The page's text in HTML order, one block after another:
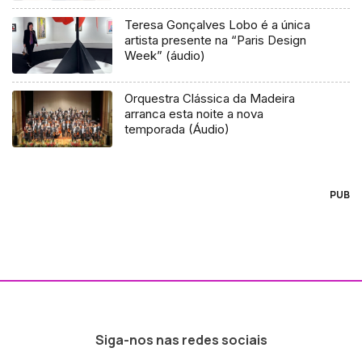
Teresa Gonçalves Lobo é a única
artista presente na “Paris Design
Week” (áudio)
Orquestra Clássica da Madeira
arranca esta noite a nova
temporada (Áudio)
PUB
Siga-nos nas redes sociais